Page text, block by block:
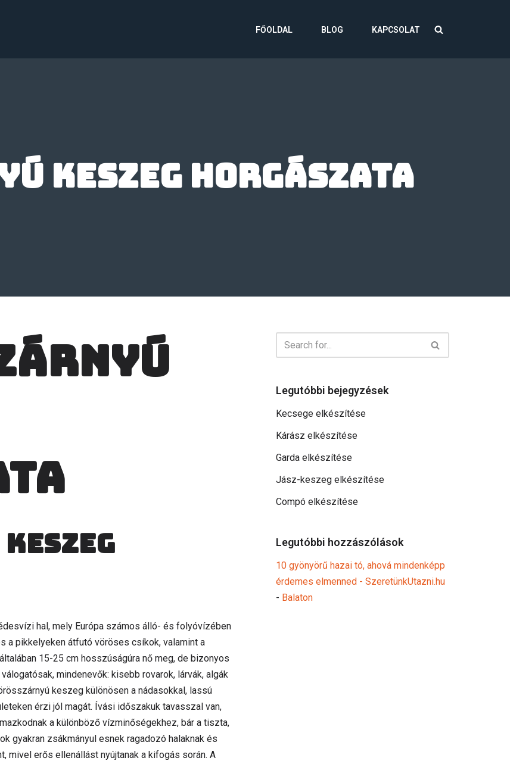
FŐOLDAL BLOG KAPCSOLAT
keszeg horgászata
hal, mely Európa számos álló- és folyóvízében
a pikkelyeken átfutó vöröses csíkok, valamint a
15-25 cm hosszúságúra nő meg, de bizonyos
mindenevők: kisebb rovarok, lárvák, algák
keszeg különösen a nádasokkal, lassú
érzi jól magát. Ívási időszakuk tavasszal van,
a különböző vízminőségekhez, bár a tiszta,
gyakran zsákmányul esnek ragadozó halaknak és
mivel erős ellenállást nyújtanak a kifogás során. A
Legutóbbi bejegyzések
Kecsege elkészítése
Kárász elkészítése
Garda elkészítése
Jász-keszeg elkészítése
Compó elkészítése
Legutóbbi hozzászólások
10 gyönyörű hazai tó, ahová mindenképp
érdemes elmenned - SzeretünkUtazni.hu
- Balaton